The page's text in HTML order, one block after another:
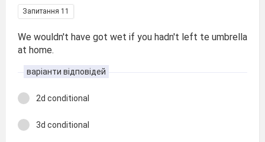
Запитання 11
We wouldn't have got wet if you hadn't left te umbrella
at home.
варіанти відповідей
2d conditional
3d conditional